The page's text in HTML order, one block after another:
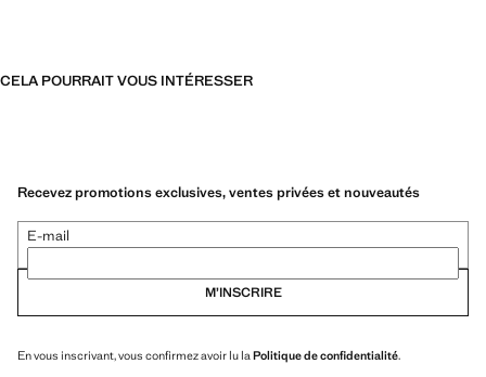
CELA POURRAIT VOUS INTÉRESSER
Recevez promotions exclusives, ventes privées et nouveautés
E-mail
M’INSCRIRE
En vous inscrivant, vous confirmez avoir lu la Politique de confidentialité.